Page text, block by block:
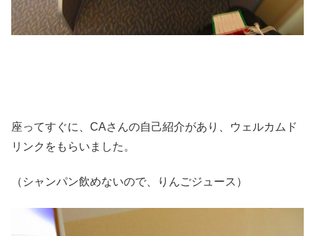
座ってすぐに、CAさんの自己紹介があり、ウェルカムド
リンクをもらいました。
（シャンパン飲めないので、りんごジュース）